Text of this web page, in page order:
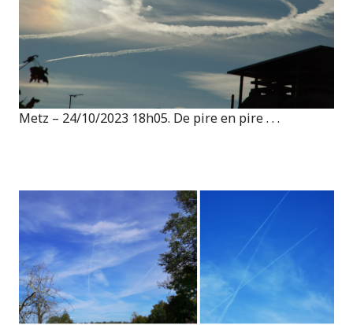
Metz – 24/10/2023 18h05. De pire en pire . . .